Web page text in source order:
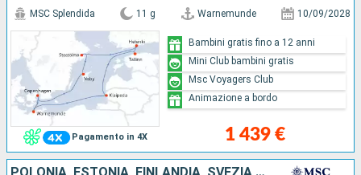
Pagamento in 4X
MSC Splendida 11 g Warnemunde 10/09/2028
1 439 €
Bambini gratis fino a 12 anni
Mini Club bambini gratis
Msc Voyagers Club
Animazione a bordo